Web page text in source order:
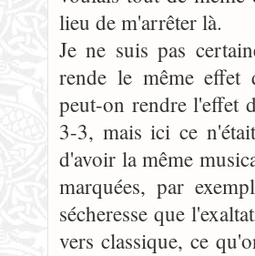
lieu de m'arrêter là.
Je ne suis pas
rende le même effet
peut-on rendre l'effet
3-3, mais ici ce
d'avoir la même
marquées, par
sécheresse que
vers classique, ce